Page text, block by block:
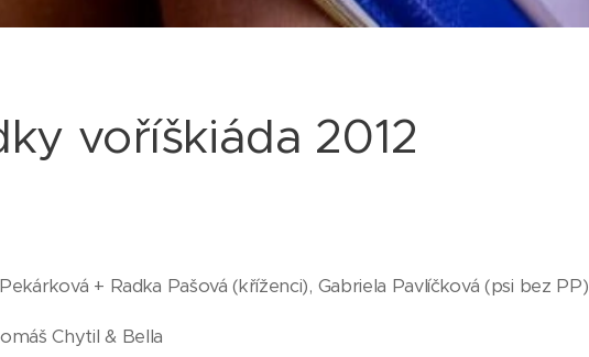
voříškiáda 2012
+ Radka Pašová (kříženci), Gabriela Pavlíčková (psi bez PP)
Chytil & Bella